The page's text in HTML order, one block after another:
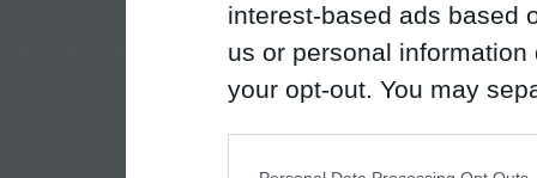
interest-based ads based
us or personal
your opt-out. You may